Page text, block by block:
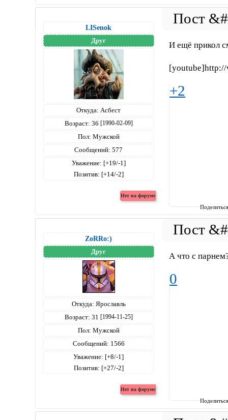
LISenok
Друг
Откуда: Асбест
Возраст: 36 [1990-02-09]
Пол: Мужской
Сообщений: 577
Уважение: [+19/-1]
Позитив: [+14/-2]
И ещё прикол
[youtube]http://
+2
ZoRRo:)
Друг
Откуда: Ярославль
Возраст: 31 [1994-11-25]
Пол: Мужской
Сообщений: 1566
Уважение: [+8/-1]
Позитив: [+27/-2]
А что с
0